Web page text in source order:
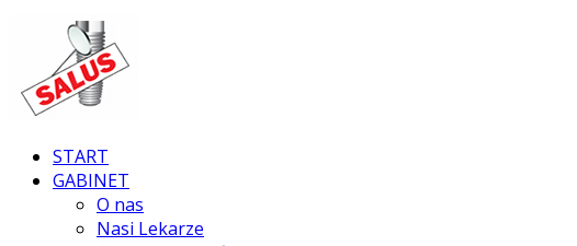
START
GABINET
O nas
Nasi Lekarze